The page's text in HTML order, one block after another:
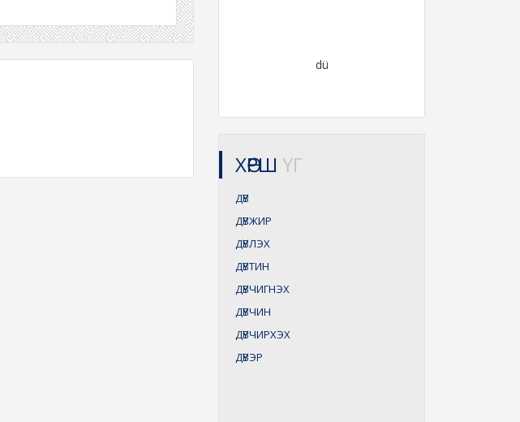
dü
ХӨРШ ҮГ
ДҮВ
ДҮВЖИР
ДҮВЛЭХ
ДҮВТИН
ДҮВЧИГНЭХ
ДҮВЧИН
ДҮВЧИРХЭХ
ДҮВЭР